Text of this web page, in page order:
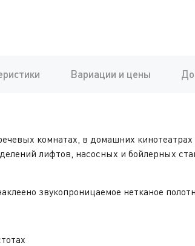
Вариации и цены
комнатах, в домашних
лифтов, насосных и бойлерных
звукопроницаемое нетканое